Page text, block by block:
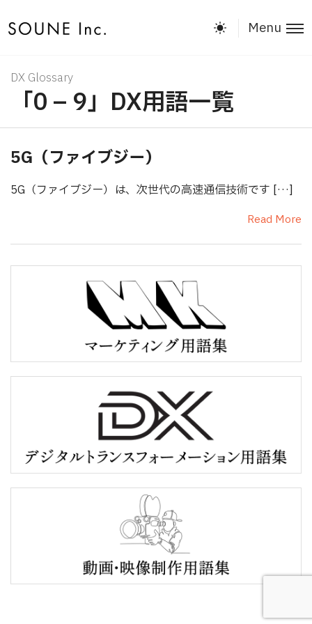
Menu
DX Glossary
「0 – 9」DX用語一覧
5G（ファイブジー）
5G（ファイブジー）は、次世代の高速通信技術です […]
Read More